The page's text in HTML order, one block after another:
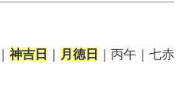
神吉日 月徳日
｜丙午｜七赤